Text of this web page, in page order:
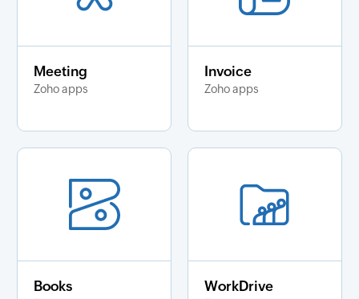
Meeting
Zoho apps
Invoice
Zoho apps
Books WorkDrive